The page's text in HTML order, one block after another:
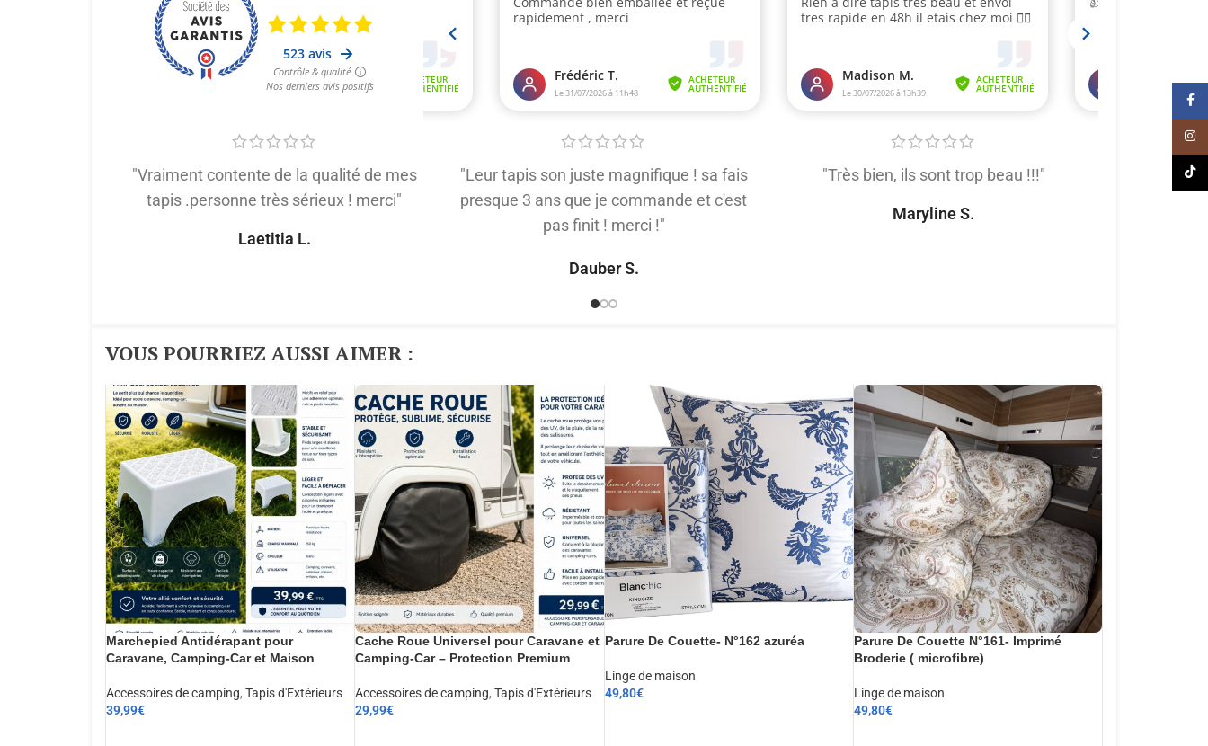
"Vraiment contente de la qualité de mes
tapis .personne très sérieux ! merci"
Laetitia L.
"Leur tapis son juste magnifique ! sa fais
presque 3 ans que je commande et c'est
pas finit ! merci !"
Dauber S.
"Très bien, ils sont trop beau !!!"
Maryline S.
"Très
VOUS POURRIEZ AUSSI AIMER :​
Marchepied Antidérapant pour
Caravane, Camping-Car et Maison
Accessoires de camping, Tapis d'Extérieurs
39,99€
Cache Roue Universel pour Caravane et
Camping-Car – Protection Premium
Accessoires de camping, Tapis d'Extérieurs
29,99€
Parure De Couette- N°162 azuréa
Linge de maison
49,80€
Parure De Couette N°161- Imprimé
Broderie ( microfibre)
Linge de maison
49,80€